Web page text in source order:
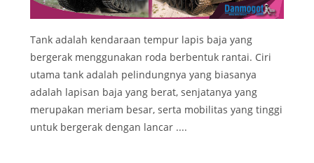
Tank adalah kendaraan tempur lapis baja yang
bergerak menggunakan roda berbentuk rantai. Ciri
utama tank adalah pelindungnya yang biasanya
adalah lapisan baja yang berat, senjatanya yang
merupakan meriam besar, serta mobilitas yang tinggi
untuk bergerak dengan lancar ....